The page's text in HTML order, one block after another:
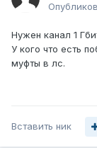
Нужен канал 1
У кого что есть
муфты в лс.
Вставить ник